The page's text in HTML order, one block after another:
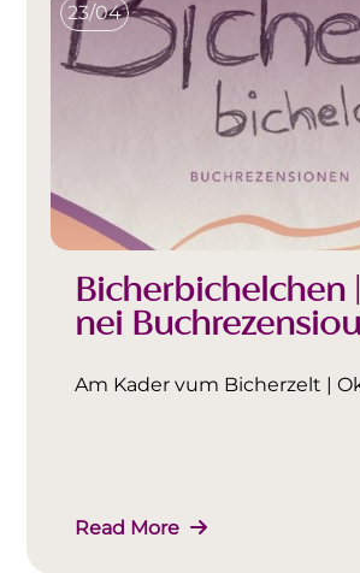
23/04
Bicherbichelchen
nei
Am Kader vum Bicherzelt |
Read More